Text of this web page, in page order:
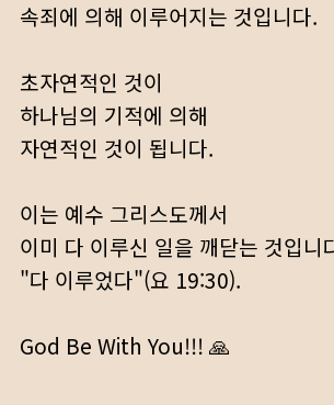
속죄에 의해 이루어지는 것입니다.
초자연적인 것이
하나님의 기적에 의해
자연적인 것이 됩니다.
이는 예수 그리스도께서
이미 다 이루신 일을 깨닫는 것입니
"다 이루었다"(요 19:30).
God Be With You!!! 🙏